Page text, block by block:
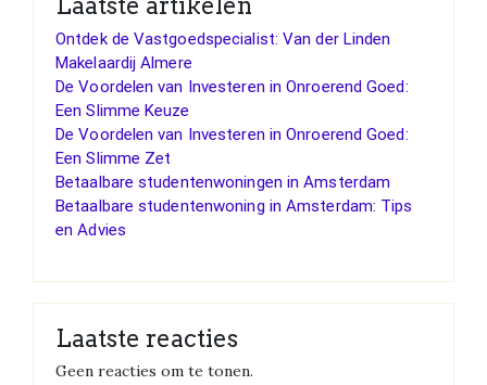
Ontdek de Vastgoedspecialist: Van der Linden
Makelaardij Almere
De Voordelen van Investeren in Onroerend Goed:
Een Slimme Keuze
De Voordelen van Investeren in Onroerend Goed:
Een Slimme Zet
Betaalbare studentenwoningen in Amsterdam
Betaalbare studentenwoning in Amsterdam: Tips
en Advies
Laatste reacties
Geen reacties om te tonen.